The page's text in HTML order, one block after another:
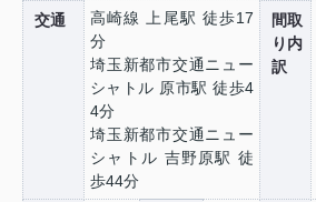
交通
高崎線 上尾駅 徒歩17
分
埼玉新都市交通ニュー
シャトル 原市駅 徒歩4
4分
埼玉新都市交通ニュー
シャトル 吉野原駅 徒
歩44分
間取
り内
訳